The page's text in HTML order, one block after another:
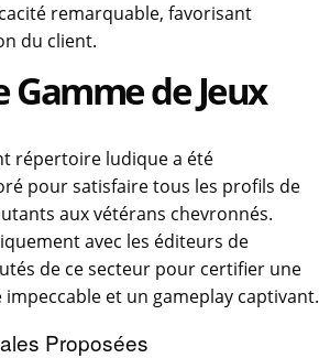
remarquable, favorisant
du client.
Gamme de Jeux
répertoire ludique a été
pour satisfaire tous les profils de
aux vétérans chevronnés.
avec les éditeurs de
de ce secteur pour certifier une
et un gameplay captivant.
Proposées